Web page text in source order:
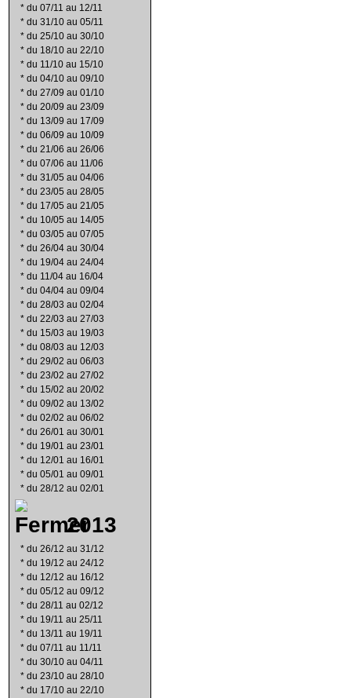
* du 07/11 au 12/11
* du 31/10 au 05/11
* du 25/10 au 30/10
* du 18/10 au 22/10
* du 11/10 au 15/10
* du 04/10 au 09/10
* du 27/09 au 01/10
* du 20/09 au 23/09
* du 13/09 au 17/09
* du 06/09 au 10/09
* du 21/06 au 26/06
* du 07/06 au 11/06
* du 31/05 au 04/06
* du 23/05 au 28/05
* du 17/05 au 21/05
* du 10/05 au 14/05
* du 03/05 au 07/05
* du 26/04 au 30/04
* du 19/04 au 24/04
* du 11/04 au 16/04
* du 04/04 au 09/04
* du 28/03 au 02/04
* du 22/03 au 27/03
* du 15/03 au 19/03
* du 08/03 au 12/03
* du 29/02 au 06/03
* du 23/02 au 27/02
* du 15/02 au 20/02
* du 09/02 au 13/02
* du 02/02 au 06/02
* du 26/01 au 30/01
* du 19/01 au 23/01
* du 12/01 au 16/01
* du 05/01 au 09/01
* du 28/12 au 02/01
2013
* du 26/12 au 31/12
* du 19/12 au 24/12
* du 12/12 au 16/12
* du 05/12 au 09/12
* du 28/11 au 02/12
* du 19/11 au 25/11
* du 13/11 au 19/11
* du 07/11 au 11/11
* du 30/10 au 04/11
* du 23/10 au 28/10
* du 17/10 au 22/10